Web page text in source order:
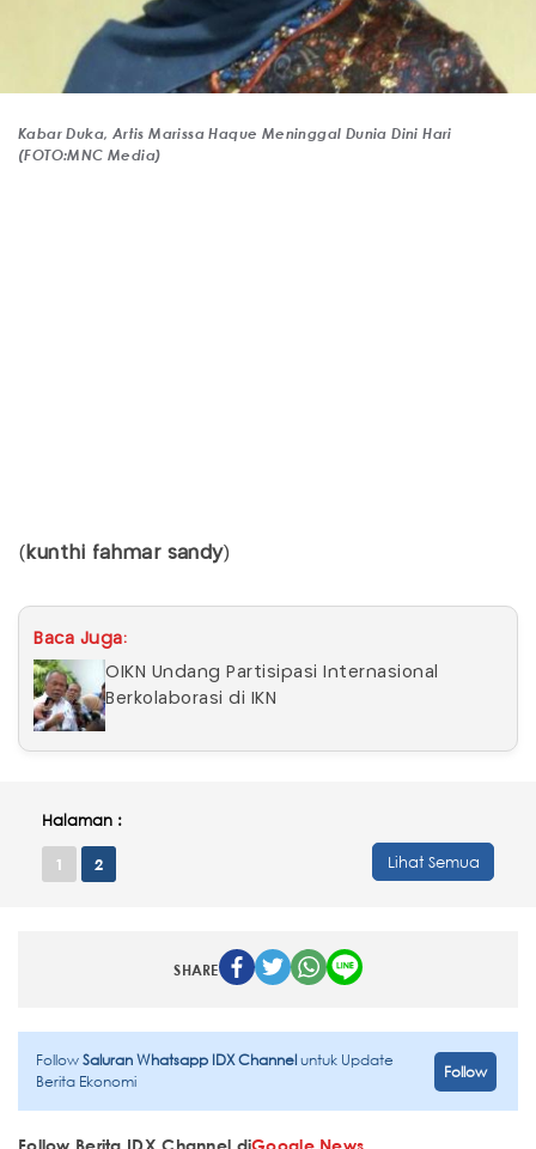
Kabar Duka, Artis Marissa Haque Meninggal Dunia Dini Hari
(FOTO:MNC Media)
( kunthi fahmar sandy)
Baca Juga:
OIKN Undang Partisipasi Internasional
Berkolaborasi di IKN
Halaman :
1 2 Lihat Semua
SHARE
FollowSaluran Whatsapp IDX Channeluntuk Update
Berita Ekonomi
Follow